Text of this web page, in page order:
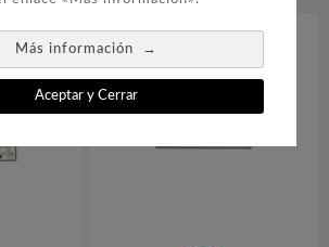
Más información →
Aceptar y Cerrar